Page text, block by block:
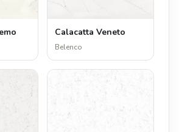
Calacatta Veneto
Belenco